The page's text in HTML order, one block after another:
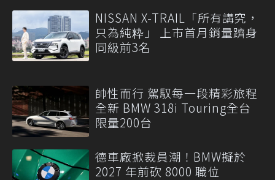
NISSAN X-TRAIL「所有講究，
只為純粋」 上市首月銷量躋身
同級前3名
帥性而行 駕馭每一段精彩旅程
全新 BMW 318i Touring全台
限量200台
德車廠掀裁員潮！BMW擬於
2027 年前砍 8000 職位